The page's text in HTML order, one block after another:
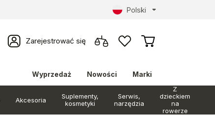
Polski
Zarejestrować się
Wyprzedaż Nowości Marki
Akcesoria
Suplementy,
kosmetyki
Serwis,
narzędzia
Z
dzieckiem
na
rowerze